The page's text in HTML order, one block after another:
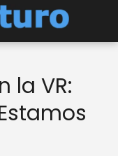
la VR: